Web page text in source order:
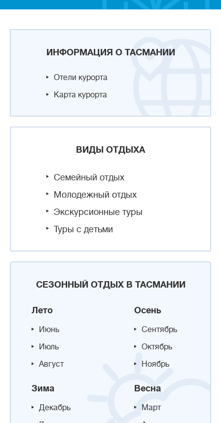
ИНФОРМАЦИЯ О ТАСМАНИИ
Отели курорта
Карта курорта
ВИДЫ ОТДЫХА
Семейный отдых
Молодежный отдых
Экскурсионные туры
Туры с детьми
СЕЗОННЫЙ ОТДЫХ В ТАСМАНИИ
Лето
Июнь
Июль
Август
Осень
Сентябрь
Октябрь
Ноябрь
Зима
Декабрь
Весна
Март